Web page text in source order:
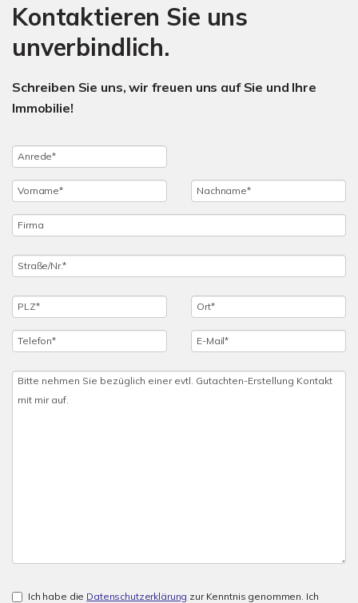
Kontaktieren Sie uns
unverbindlich.
Schreiben Sie uns, wir freuen uns auf Sie und Ihre
Immobilie!
Ich habe die Datenschutzerklärung zur Kenntnis genommen. Ich